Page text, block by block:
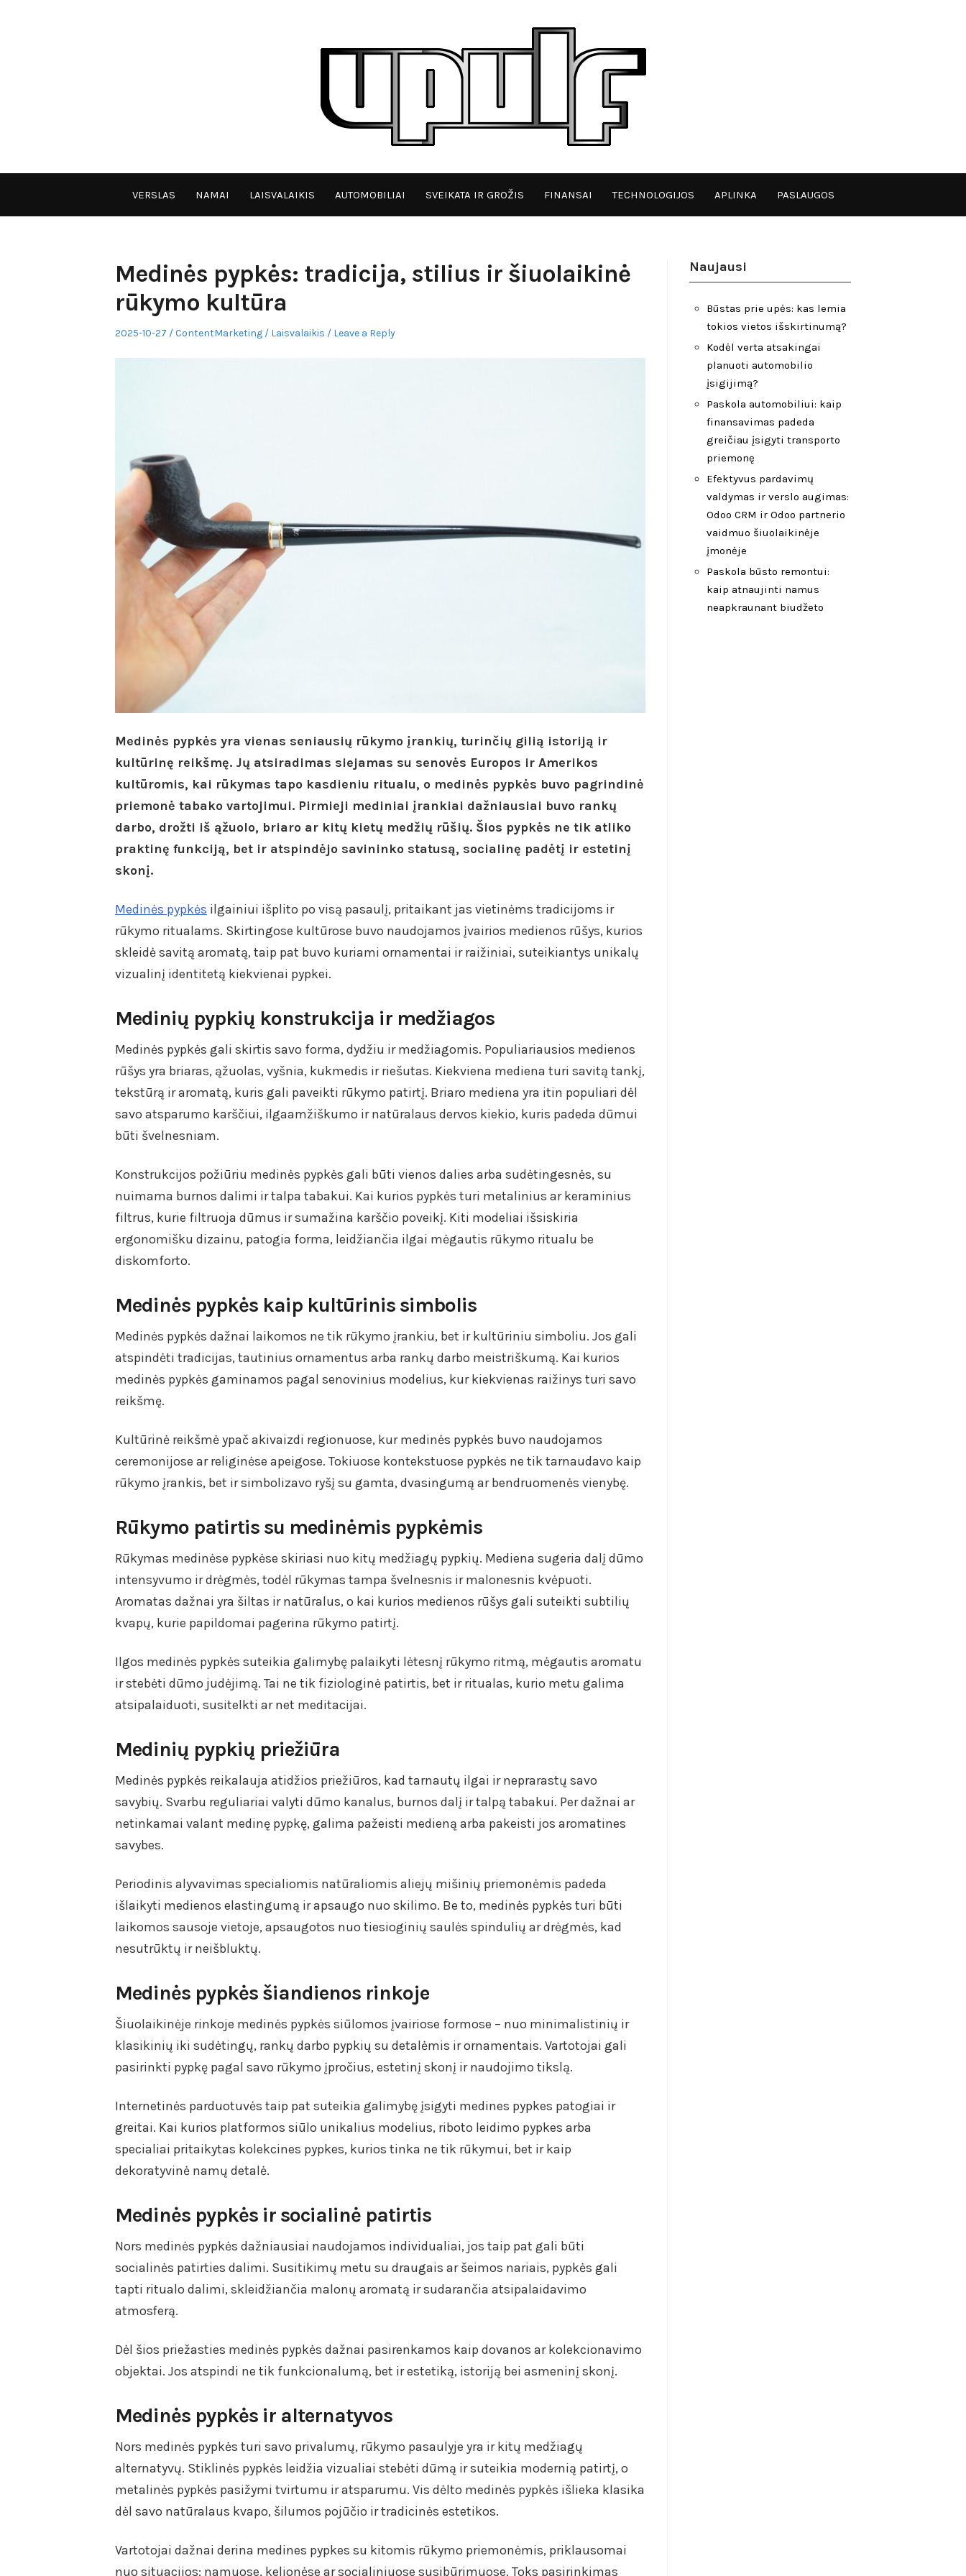
VPULF
VERSLAS NAMAI LAISVALAIKIS AUTOMOBILIAI SVEIKATA IR GROŽIS FINANSAI TECHNOLOGIJOS APLINKA PASLAUGOS
Medinės pypkės: tradicija, stilius ir šiuolaikinė
rūkymo kultūra
Posted
2025-10-27 Author
ContentMarketing
Posted
Laisvalaikis Leave a Reply
Medinės pypkės yra vienas seniausių rūkymo įrankių, turinčių gilią istoriją ir
kultūrinę reikšmę. Jų atsiradimas siejamas su senovės Europos ir Amerikos
kultūromis, kai rūkymas tapo kasdieniu ritualu, o medinės pypkės buvo pagrindinė
priemonė tabako vartojimui. Pirmieji mediniai įrankiai dažniausiai buvo rankų
darbo, drožti iš ąžuolo, briaro ar kitų kietų medžių rūšių. Šios pypkės ne tik atliko
praktinę funkciją, bet ir atspindėjo savininko statusą, socialinę padėtį ir estetinį
skonį.
Medinės pypkės ilgainiui išplito po visą pasaulį, pritaikant jas vietinėms tradicijoms ir
rūkymo ritualams. Skirtingose kultūrose buvo naudojamos įvairios medienos rūšys, kurios
skleidė savitą aromatą, taip pat buvo kuriami ornamentai ir raižiniai, suteikiantys unikalų
vizualinį identitetą kiekvienai pypkei.
Medinių pypkių konstrukcija ir medžiagos
Medinės pypkės gali skirtis savo forma, dydžiu ir medžiagomis. Populiariausios medienos
rūšys yra briaras, ąžuolas, vyšnia, kukmedis ir riešutas. Kiekviena mediena turi savitą tankį,
tekstūrą ir aromatą, kuris gali paveikti rūkymo patirtį. Briaro mediena yra itin populiari dėl
savo atsparumo karščiui, ilgaamžiškumo ir natūralaus dervos kiekio, kuris padeda dūmui
būti švelnesniam.
Konstrukcijos požiūriu medinės pypkės gali būti vienos dalies arba sudėtingesnės, su
nuimama burnos dalimi ir talpa tabakui. Kai kurios pypkės turi metalinius ar keraminius
filtrus, kurie filtruoja dūmus ir sumažina karščio poveikį. Kiti modeliai išsiskiria
ergonomišku dizainu, patogia forma, leidžiančia ilgai mėgautis rūkymo ritualu be
diskomforto.
Medinės pypkės kaip kultūrinis simbolis
Medinės pypkės dažnai laikomos ne tik rūkymo įrankiu, bet ir kultūriniu simboliu. Jos gali
atspindėti tradicijas, tautinius ornamentus arba rankų darbo meistriškumą. Kai kurios
medinės pypkės gaminamos pagal senovinius modelius, kur kiekvienas raižinys turi savo
reikšmę.
Kultūrinė reikšmė ypač akivaizdi regionuose, kur medinės pypkės buvo naudojamos
ceremonijose ar religinėse apeigose. Tokiuose kontekstuose pypkės ne tik tarnaudavo kaip
rūkymo įrankis, bet ir simbolizavo ryšį su gamta, dvasingumą ar bendruomenės vienybę.
Rūkymo patirtis su medinėmis pypkėmis
Rūkymas medinėse pypkėse skiriasi nuo kitų medžiagų pypkių. Mediena sugeria dalį dūmo
intensyvumo ir drėgmės, todėl rūkymas tampa švelnesnis ir malonesnis kvėpuoti.
Aromatas dažnai yra šiltas ir natūralus, o kai kurios medienos rūšys gali suteikti subtilių
kvapų, kurie papildomai pagerina rūkymo patirtį.
Ilgos medinės pypkės suteikia galimybę palaikyti lėtesnį rūkymo ritmą, mėgautis aromatu
ir stebėti dūmo judėjimą. Tai ne tik fiziologinė patirtis, bet ir ritualas, kurio metu galima
atsipalaiduoti, susitelkti ar net meditacijai.
Medinių pypkių priežiūra
Medinės pypkės reikalauja atidžios priežiūros, kad tarnautų ilgai ir neprarastų savo
savybių. Svarbu reguliariai valyti dūmo kanalus, burnos dalį ir talpą tabakui. Per dažnai ar
netinkamai valant medinę pypkę, galima pažeisti medieną arba pakeisti jos aromatines
savybes.
Periodinis alyvavimas specialiomis natūraliomis aliejų mišinių priemonėmis padeda
išlaikyti medienos elastingumą ir apsaugo nuo skilimo. Be to, medinės pypkės turi būti
laikomos sausoje vietoje, apsaugotos nuo tiesioginių saulės spindulių ar drėgmės, kad
nesutrūktų ir neišbluktų.
Medinės pypkės šiandienos rinkoje
Šiuolaikinėje rinkoje medinės pypkės siūlomos įvairiose formose – nuo minimalistinių ir
klasikinių iki sudėtingų, rankų darbo pypkių su detalėmis ir ornamentais. Vartotojai gali
pasirinkti pypkę pagal savo rūkymo įpročius, estetinį skonį ir naudojimo tikslą.
Internetinės parduotuvės taip pat suteikia galimybę įsigyti medines pypkes patogiai ir
greitai. Kai kurios platformos siūlo unikalius modelius, riboto leidimo pypkes arba
specialiai pritaikytas kolekcines pypkes, kurios tinka ne tik rūkymui, bet ir kaip
dekoratyvinė namų detalė.
Medinės pypkės ir socialinė patirtis
Nors medinės pypkės dažniausiai naudojamos individualiai, jos taip pat gali būti
socialinės patirties dalimi. Susitikimų metu su draugais ar šeimos nariais, pypkės gali
tapti ritualo dalimi, skleidžiančia malonų aromatą ir sudarančia atsipalaidavimo
atmosferą.
Dėl šios priežasties medinės pypkės dažnai pasirenkamos kaip dovanos ar kolekcionavimo
objektai. Jos atspindi ne tik funkcionalumą, bet ir estetiką, istoriją bei asmeninį skonį.
Medinės pypkės ir alternatyvos
Nors medinės pypkės turi savo privalumų, rūkymo pasaulyje yra ir kitų medžiagų
alternatyvų. Stiklinės pypkės leidžia vizualiai stebėti dūmą ir suteikia modernią patirtį, o
metalinės pypkės pasižymi tvirtumu ir atsparumu. Vis dėlto medinės pypkės išlieka klasika
dėl savo natūralaus kvapo, šilumos pojūčio ir tradicinės estetikos.
Vartotojai dažnai derina medines pypkes su kitomis rūkymo priemonėmis, priklausomai
nuo situacijos: namuose, kelionėse ar socialiniuose susibūrimuose. Toks pasirinkimas
Naujausi
Būstas prie upės: kas lemia
tokios vietos išskirtinumą?
Kodėl verta atsakingai
planuoti automobilio
įsigijimą?
Paskola automobiliui: kaip
finansavimas padeda
greičiau įsigyti transporto
priemonę
Efektyvus pardavimų
valdymas ir verslo augimas:
Odoo CRM ir Odoo partnerio
vaidmuo šiuolaikinėje
įmonėje
Paskola būsto remontui:
kaip atnaujinti namus
neapkraunant biudžeto